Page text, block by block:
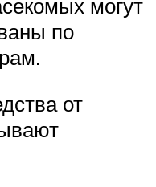
могут
по
от